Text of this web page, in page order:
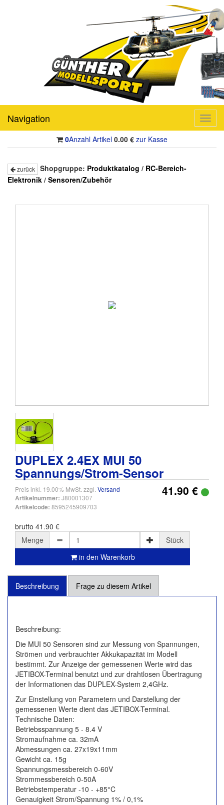
Navigation
0Anzahl Artikel 0.00 € zur Kasse
zurück Shopgruppe: Produktkatalog / RC-Bereich-
Elektronik / Sensoren/Zubehör
DUPLEX 2.4EX MUI 50
Spannungs/Strom-Sensor
Preis inkl. 19.00% MwSt. zzgl. Versand
Artikelnummer: J80001307
Artikelcode: 8595245909703
41.90 €
brutto 41.90 €
Menge
Stück
in den Warenkorb
Beschreibung Frage zu diesem Artikel
Beschreibung:
Die MUI 50 Sensoren sind zur Messung von Spannungen,
Strömen und verbrauchter Akkukapazität im Modell
bestimmt. Zur Anzeige der gemessenen Werte wird das
JETIBOX-Terminal benutzt und zur drahtlosen Übertragung
der Informationen das DUPLEX-System 2,4GHz.
Zur Einstellung von Parametern und Darstellung der
gemessenen Werte dient das JETIBOX-Terminal.
Technische Daten:
Betriebsspannung 5 - 8.4 V
Stromaufnahme ca. 32mA
Abmessungen ca. 27x19x11mm
Gewicht ca. 15g
Spannungsmessbereich 0-60V
Strommessbereich 0-50A
Betriebstemperatur -10 - +85°C
Genauigkeit Strom/Spannung 1% / 0,1%